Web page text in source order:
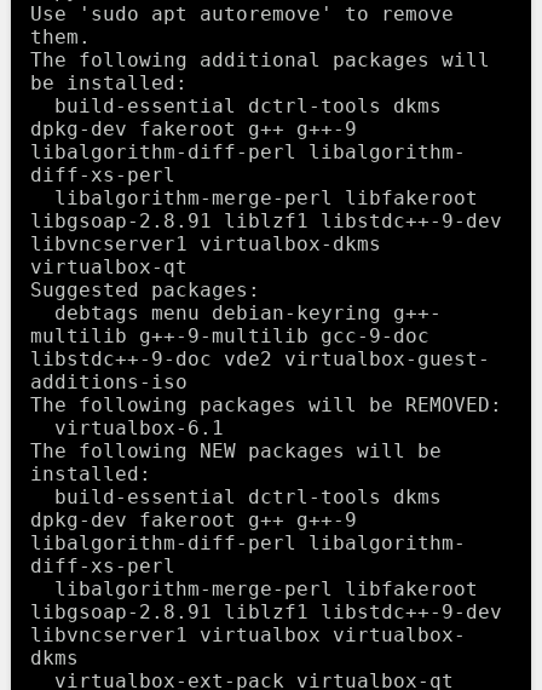
Use 'sudo apt autoremove' to remove
them.
The following additional packages will
be installed:
dpkg-dev fakeroot g++ g++-9
libalgorithm-diff-perl libalgorithm-
diff-xs-perl
libgsoap-2.8.91 liblzf1 libstdc++-9-dev
libvncserver1 virtualbox-dkms
virtualbox-qt
Suggested packages:
multilib g++-9-multilib gcc-9-doc
libstdc++-9-doc vde2 virtualbox-guest-
additions-iso
The following packages will be REMOVED:
The following NEW packages will be
installed:
dpkg-dev fakeroot g++ g++-9
libalgorithm-diff-perl libalgorithm-
diff-xs-perl
libgsoap-2.8.91 liblzf1 libstdc++-9-dev
libvncserver1 virtualbox virtualbox-
dkms